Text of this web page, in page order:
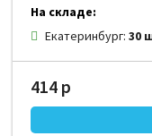
На складе:
Екатеринбург:30
414 р